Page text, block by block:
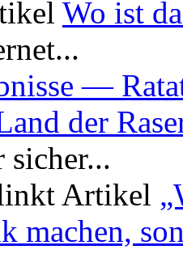
Wo ist
—
der
Artikel
machen,